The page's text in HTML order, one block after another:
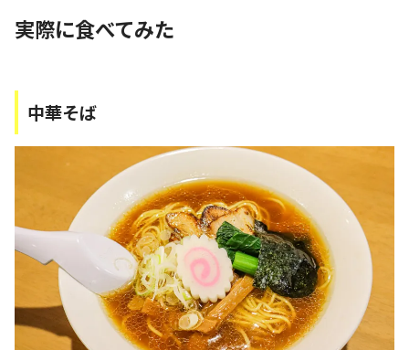
実際に食べてみた
中華そば